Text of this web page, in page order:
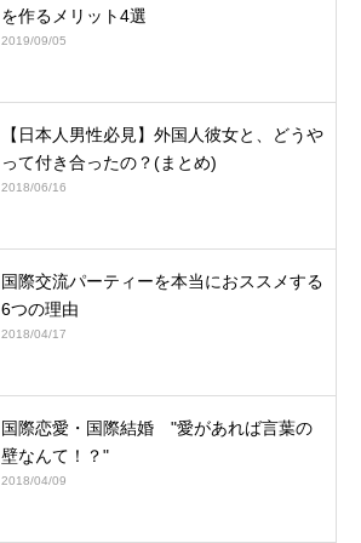
を作るメリット4選
2019/09/05
【日本人男性必見】外国人彼女と、どうや
って付き合ったの？(まとめ)
2018/06/16
国際交流パーティーを本当におススメする
6つの理由
2018/04/17
国際恋愛・国際結婚 "愛があれば言葉の
壁なんて！？"
2018/04/09